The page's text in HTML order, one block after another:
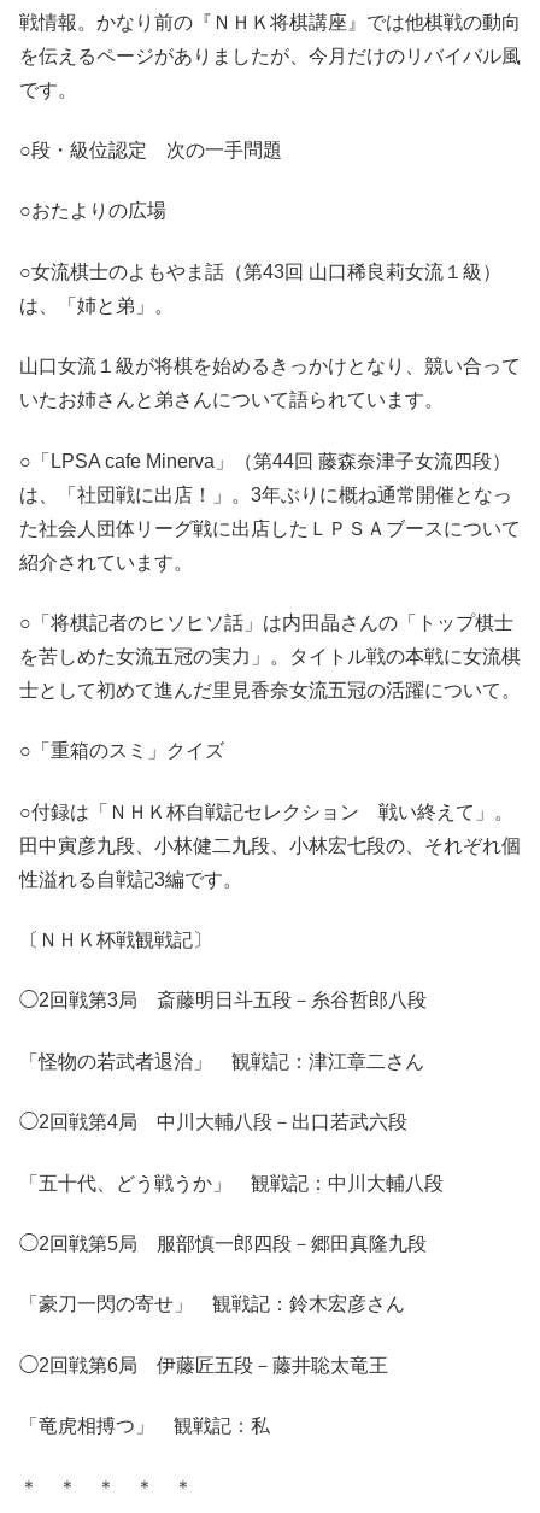
戦情報。かなり前の『ＮＨＫ将棋講座』では他棋戦の動向
を伝えるページがありましたが、今月だけのリバイバル風
です。
○段・級位認定 次の一手問題
○おたよりの広場
○女流棋士のよもやま話（第43回 山口稀良莉女流１級）
は、「姉と弟」。
山口女流１級が将棋を始めるきっかけとなり、競い合って
いたお姉さんと弟さんについて語られています。
○「LPSA cafe Minerva」（第44回 藤森奈津子女流四段）
は、「社団戦に出店！」。3年ぶりに概ね通常開催となっ
た社会人団体リーグ戦に出店したＬＰＳＡブースについて
紹介されています。
○「将棋記者のヒソヒソ話」は内田晶さんの「トップ棋士
を苦しめた女流五冠の実力」。タイトル戦の本戦に女流棋
士として初めて進んだ里見香奈女流五冠の活躍について。
○「重箱のスミ」クイズ
○付録は「ＮＨＫ杯自戦記セレクション 戦い終えて」。
田中寅彦九段、小林健二九段、小林宏七段の、それぞれ個
性溢れる自戦記3編です。
〔ＮＨＫ杯戦観戦記〕
◯2回戦第3局 斎藤明日斗五段－糸谷哲郎八段
「怪物の若武者退治」 観戦記：津江章二さん
◯2回戦第4局 中川大輔八段－出口若武六段
「五十代、どう戦うか」 観戦記：中川大輔八段
◯2回戦第5局 服部慎一郎四段－郷田真隆九段
「豪刀一閃の寄せ」 観戦記：鈴木宏彦さん
◯2回戦第6局 伊藤匠五段－藤井聡太竜王
「竜虎相搏つ」 観戦記：私
＊ ＊ ＊ ＊ ＊